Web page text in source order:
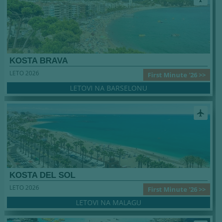
KOSTA BRAVA
First Minute '26 >>
LETO 2026
LETOVI NA BARSELONU
airplanemode_active
KOSTA DEL SOL
First Minute '26 >>
LETO 2026
LETOVI NA MALAGU